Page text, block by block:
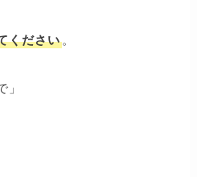
ください 。
」